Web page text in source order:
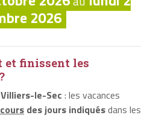
2026
et finissent les
le-Sec : les vacances
des jours indiquésdans les